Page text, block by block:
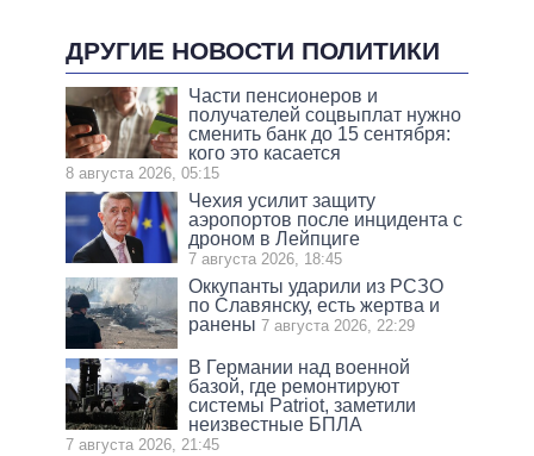
ДРУГИЕ НОВОСТИ ПОЛИТИКИ
Части пенсионеров и
получателей соцвыплат нужно
сменить банк до 15 сентября:
кого это касается
8 августа 2026, 05:15
Чехия усилит защиту
аэропортов после инцидента с
дроном в Лейпциге
7 августа 2026, 18:45
Оккупанты ударили из РСЗО
по Славянску, есть жертва и
ранены 7 августа 2026, 22:29
В Германии над военной
базой, где ремонтируют
системы Patriot, заметили
неизвестные БПЛА
7 августа 2026, 21:45